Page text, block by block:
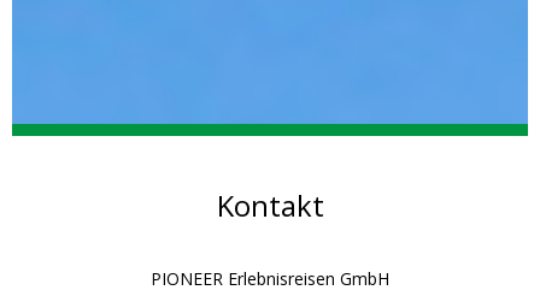
Kontakt
PIONEER Erlebnisreisen GmbH